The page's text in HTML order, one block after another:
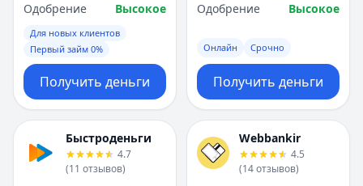
Одобрение
Высокое
Для новых клиентов
Первый займ 0%
Получить деньги
Одобрение
Высокое
Онлайн Срочно
Получить деньги
Быстроденьги
4.7
(11 отзывов)
Webbankir
4.5
(14отзывов)